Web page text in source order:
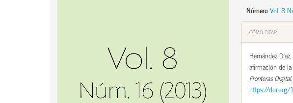
NúmeroVol. 8
CÓMO CITAR
Hernández
afirmación de
Fronteras Digital,
https://doi.org/